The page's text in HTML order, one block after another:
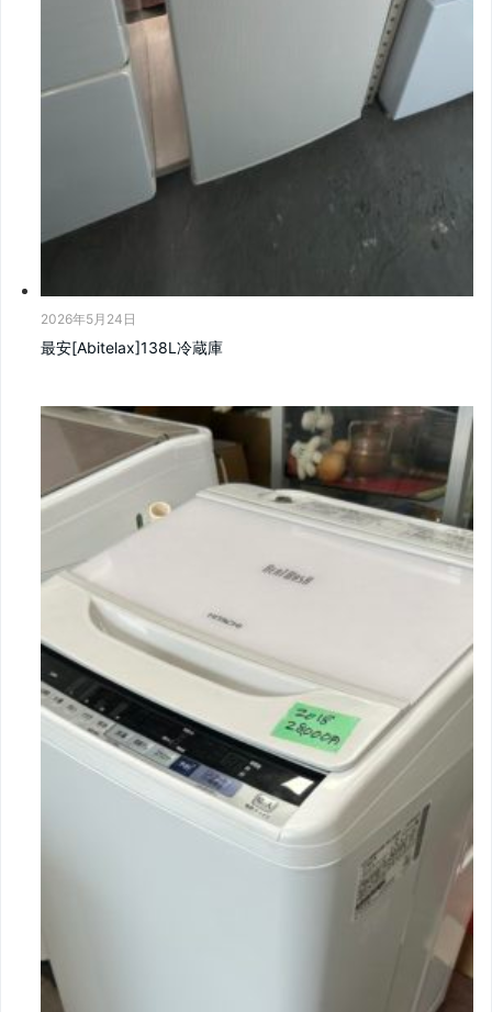
2026年5月24日
最安[Abitelax]138L冷蔵庫